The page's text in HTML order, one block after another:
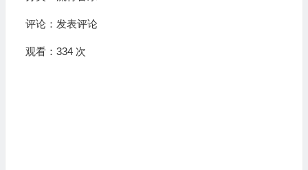
评论： 发表评论
观看：334 次